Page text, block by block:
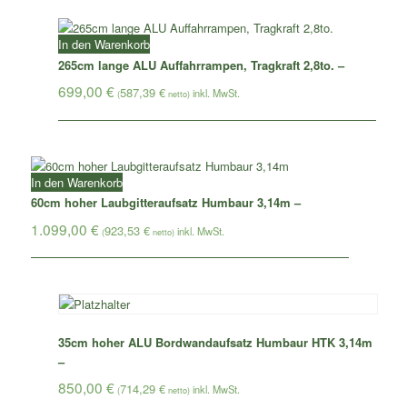
265cm lange ALU Auffahrrampen, Tragkraft 2,8to. –
699,00 € (587,39 €netto)
In den Warenkorb
60cm hoher Laubgitteraufsatz Humbaur 3,14m –
1.099,00€ (923,53€ netto)
In den Warenkorb
35cm hoher ALU Bordwandaufsatz Humbaur HTK 3,14m
–
850,00 € (714,29 €netto)